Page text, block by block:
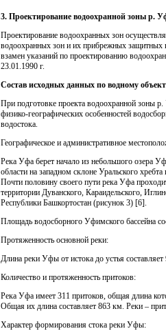
3. Проектирование водоохранной зоны р.
Проектирование водоохранных зон
водоохранных зон и их прибрежных
взамен указаний по проектированию
23.01.1990 г.
Состав исходных данных по водному
При подготовке проекта водоохранной зоны
физико-географических особенностей
водостока.
Географическое и административное
Река Уфа берет начало из небольшого озера
области на западном склоне Уральского
Почти половину своего пути река Уфа
территории Дуванского, Караидельского,
Республики Башкортостан (рисунок 3) [6].
Площадь водосборного Уфимского бассейна
Протяженность основной реки:
Длина реки Уфы от истока до устья
Количество и протяженность притоков:
Река Уфа имеет 311 притоков, общая длина
Общая их длина составляет 863 км. Реки –
Характер формирования стока реки Уфы: